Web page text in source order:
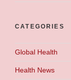
CATEGORIES
Global Health
Health News